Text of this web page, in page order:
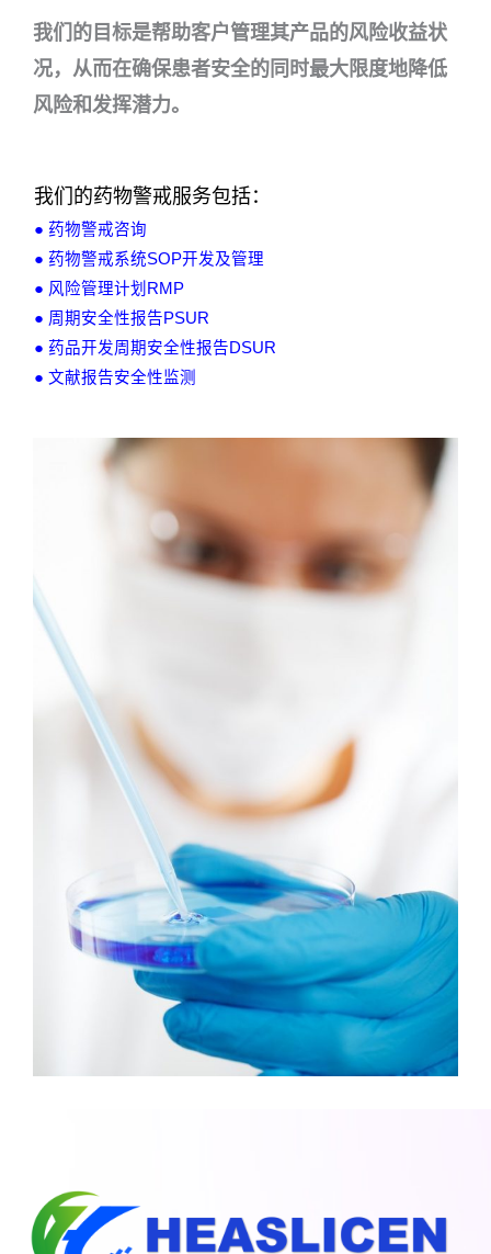
我们的目标是帮助客户管理其产品的风险收益状
况，从而在确保患者安全的同时最大限度地降低
风险和发挥潜力。
我们的药物警戒服务包括：
● 药物警戒咨询
● 药物警戒系统SOP开发及管理
● 风险管理计划RMP
● 周期安全性报告PSUR
● 药品开发周期安全性报告DSUR
● 文献报告安全性监测